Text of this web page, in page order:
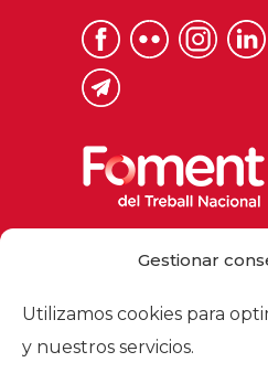
Gestionar
Utilizamos cookies para
y nuestros servicios.
foment@foment.com